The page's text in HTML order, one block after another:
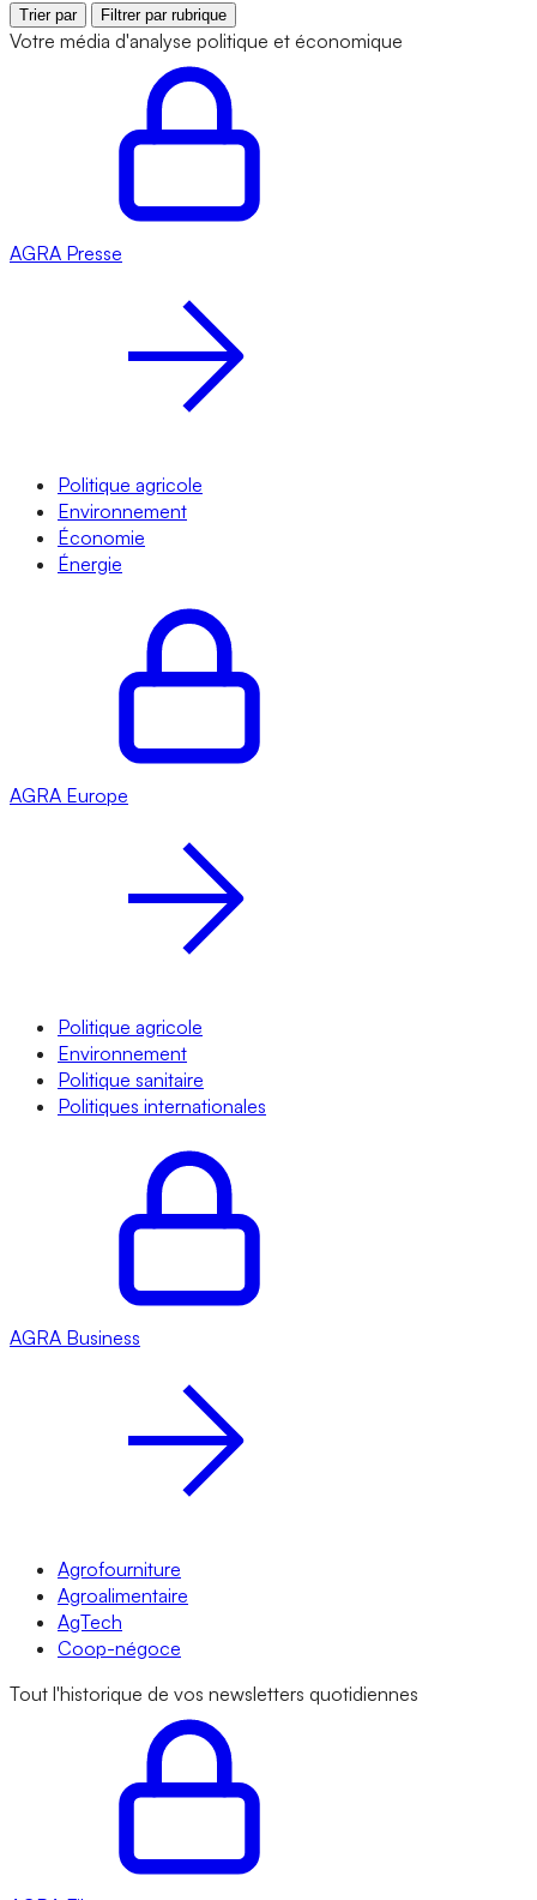
Trier par Filtrer par rubrique
Votre média d'analyse politique et économique
AGRA Presse
Politique agricole
Environnement
Économie
Énergie
AGRA Europe
Politique agricole
Environnement
Politique sanitaire
Politiques internationales
AGRA Business
Agrofourniture
Agroalimentaire
AgTech
Coop-négoce
Tout l'historique de vos newsletters quotidiennes